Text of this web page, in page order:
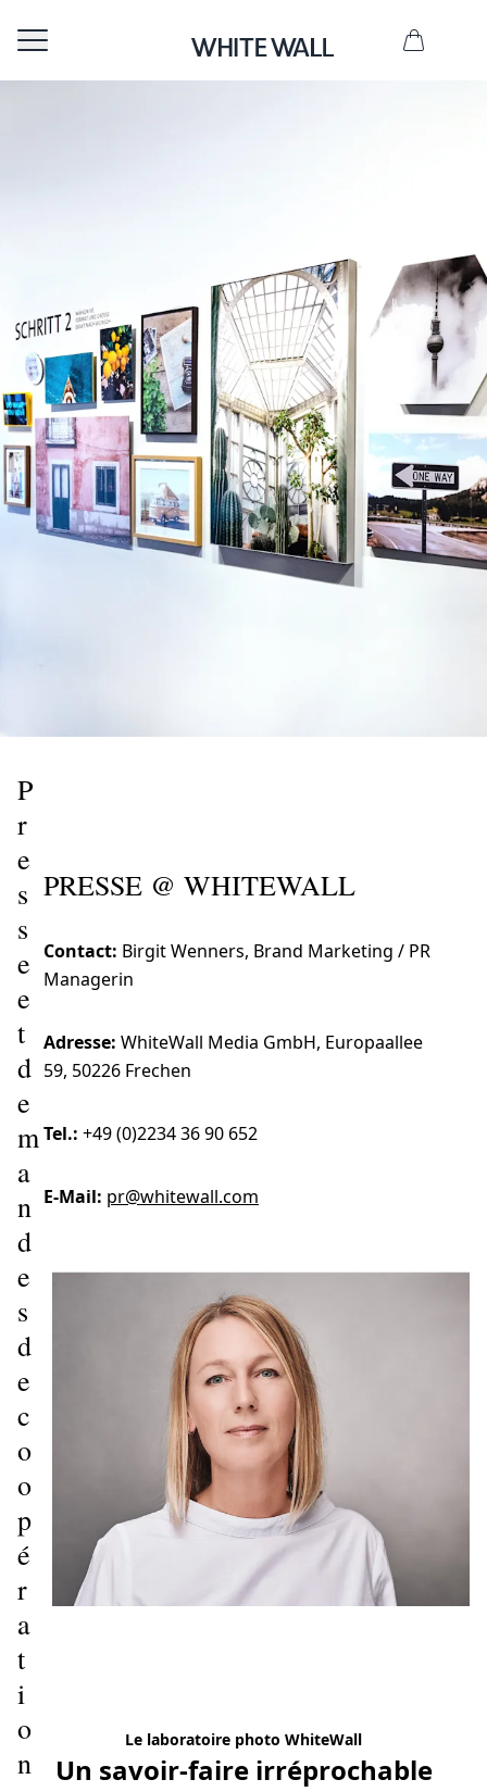
P
r
e
s
s
e
e
t
d
e
m
a
n
d
e
s
d
e
c
o
o
p
é
r
a
t
i
o
n
PRESSE @ WHITEWALL
Contact: Birgit Wenners, Brand Marketing / PR
Managerin
Adresse: WhiteWall Media GmbH, Europaallee
59, 50226 Frechen
Tel.: +49 (0)2234 36 90 652
E-Mail: pr@whitewall.com
Le laboratoire photo WhiteWall
Un savoir-faire irréprochable